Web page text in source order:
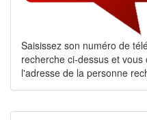
Saisissez son numéro de
recherche ci-dessus et
l'adresse de la personne